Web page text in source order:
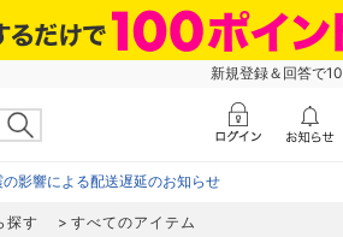
新規登録＆回答で
影響による配送遅延のお知らせ
探す すべてのアイテム